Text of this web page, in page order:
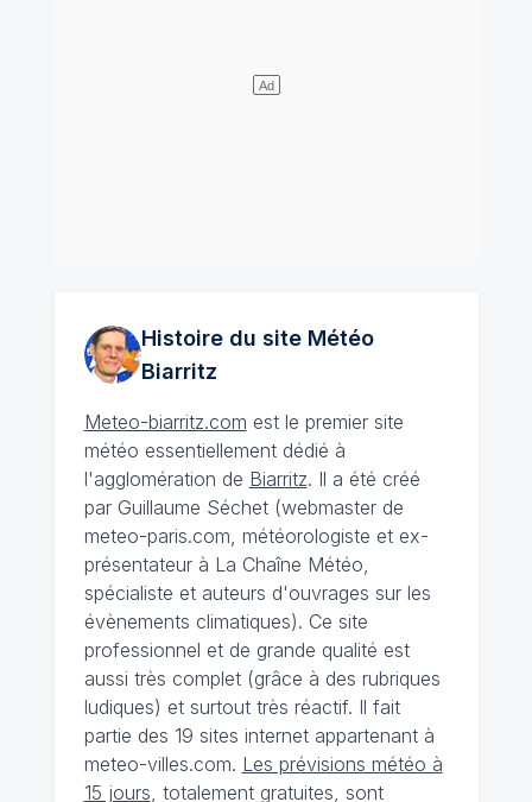
Histoire du site Météo
Biarritz
Meteo-biarritz.com est le premier site
météo essentiellement dédié à
l'agglomération de Biarritz. Il a été créé
par Guillaume Séchet (webmaster de
meteo-paris.com, météorologiste et ex-
présentateur à La Chaîne Météo,
spécialiste et auteurs d'ouvrages sur les
évènements climatiques). Ce site
professionnel et de grande qualité est
aussi très complet (grâce à des rubriques
ludiques) et surtout très réactif. Il fait
partie des 19 sites internet appartenant à
meteo-villes.com. Les prévisions météo à
15 jours , totalement gratuites, sont